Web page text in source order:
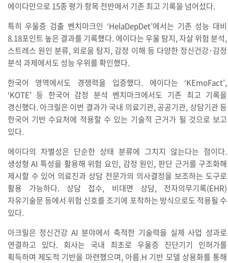
에이다만으로 15종 평가 항목 전반에서 기존 최고 기록을 넘어섰다.
특히 우울증 검출 벤치마크인 ‘HelaDepDet’에서는 기존 성능 대비
8.18포인트 높은 결과를 기록했다. 에이다는 우울 탐지, 자살 위험 분석,
스트레스 원인 분류, 외로움 탐지, 감정 이해 등 다양한 정신건강·감정
분석 과제에서도 성능 우위를 확인했다.
한국어 영역에서도 경쟁력을 입증했다. 에이다는 ‘KEmoFact’,
‘KOTE’ 등 한국어 감정 분석 벤치마크에서도 기존 최고 기록을
경신했다. 아크릴은 이번 결과가 국내 의료기관, 공공기관, 상담기관 등
한국어 기반 수요처에 적용할 수 있는 기술적 근거가 될 것으로 보고
있다.
에이다의 차별성은 단순한 상태 분류에 그치지 않는다는 점이다.
생성형 AI 특성을 활용해 위험 요인, 감정 원인, 판단 근거를 구조화해
제시할 수 있어 의료진과 상담 전문가의 의사결정을 보조하는 도구로
활용 가능하다. 상담 접수, 비대면 상담, 전자의무기록(EHR)
자유기술문 등에서 위험 신호를 조기에 포착하는 방식으로도 적용될 수
있다.
아크릴은 정신건강 AI 분야에서 축적한 기술력을 실제 사업 성과로
연결하고 있다. 회사는 국내 최초로 우울증 진단기기 인허가를
획득하며 제도적 기반을 마련했으며, 아름.H 기반 모델 상용화를 통해